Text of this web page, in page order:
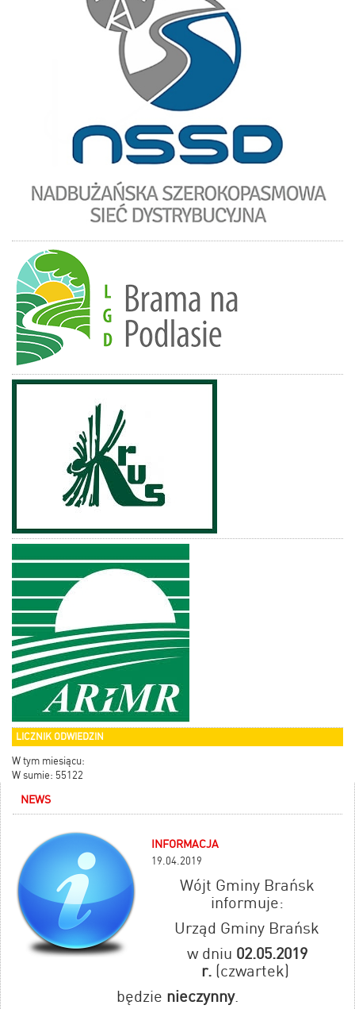
LICZNIK ODWIEDZIN
W tym miesiącu:
W sumie: 55122
NEWS
INFORMACJA
19.04.2019
Wójt Gminy Brańsk
informuje:
Urząd Gminy Brańsk
w dniu 02.05.2019
r.(czwartek)
będzie nieczynny.